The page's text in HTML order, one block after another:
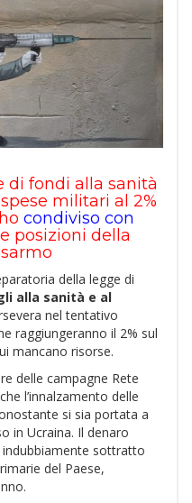
di fondi alla sanità
militari al 2%
condiviso con
posizioni della
della legge di
alla sanità e al
nel tentativo
raggiungeranno il 2% sul
mancano risorse.
delle campagne Rete
l’innalzamento delle
si sia portata a
in Ucraina. Il denaro
sottratto
del Paese,